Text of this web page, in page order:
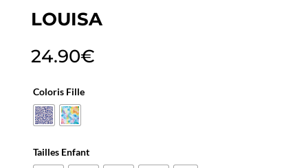
LOUISA
24.90€
Coloris Fille
Tailles Enfant